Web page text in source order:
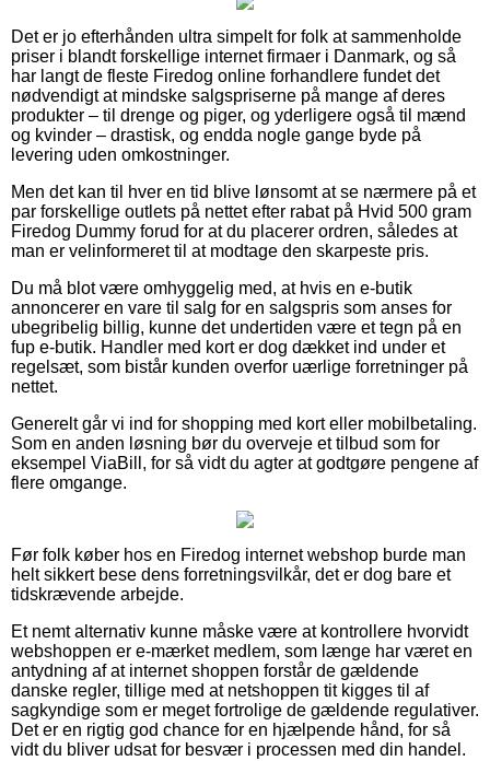
Det er jo efterhånden ultra simpelt for folk at sammenholde
priser i blandt forskellige internet firmaer i Danmark, og så
har langt de fleste Firedog online forhandlere fundet det
nødvendigt at mindske salgspriserne på mange af deres
produkter – til drenge og piger, og yderligere også til mænd
og kvinder – drastisk, og endda nogle gange byde på
levering uden omkostninger.
Men det kan til hver en tid blive lønsomt at se nærmere på et
par forskellige outlets på nettet efter rabat på Hvid 500 gram
Firedog Dummy forud for at du placerer ordren, således at
man er velinformeret til at modtage den skarpeste pris.
Du må blot være omhyggelig med, at hvis en e-butik
annoncerer en vare til salg for en salgspris som anses for
ubegribelig billig, kunne det undertiden være et tegn på en
fup e-butik. Handler med kort er dog dækket ind under et
regelsæt, som bistår kunden overfor uærlige forretninger på
nettet.
Generelt går vi ind for shopping med kort eller mobilbetaling.
Som en anden løsning bør du overveje et tilbud som for
eksempel ViaBill, for så vidt du agter at godtgøre pengene af
flere omgange.
Før folk køber hos en Firedog internet webshop burde man
helt sikkert bese dens forretningsvilkår, det er dog bare et
tidskrævende arbejde.
Et nemt alternativ kunne måske være at kontrollere hvorvidt
webshoppen er e-mærket medlem, som længe har været en
antydning af at internet shoppen forstår de gældende
danske regler, tillige med at netshoppen tit kigges til af
sagkyndige som er meget fortrolige de gældende regulativer.
Det er en rigtig god chance for en hjælpende hånd, for så
vidt du bliver udsat for besvær i processen med din handel.